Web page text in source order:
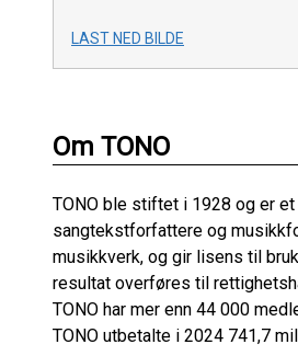
LAST NED BILDE
Om TONO
TONO ble stiftet i 1928 og er
sangtekstforfattere og
musikkverk, og gir lisens til
resultat overføres til
TONO har mer enn 44 000
TONO utbetalte i 2024 741,7